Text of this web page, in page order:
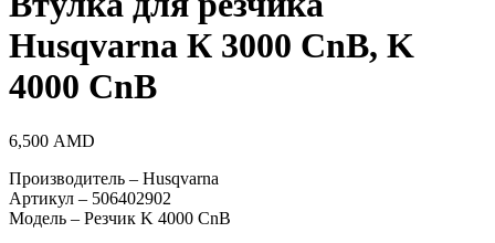
Husqvarna К 3000 CnB, K
4000 CnB
6,500 AMD
Производитель – Husqvarna
Артикул – 506402902
Модель – Резчик K 4000 CnB